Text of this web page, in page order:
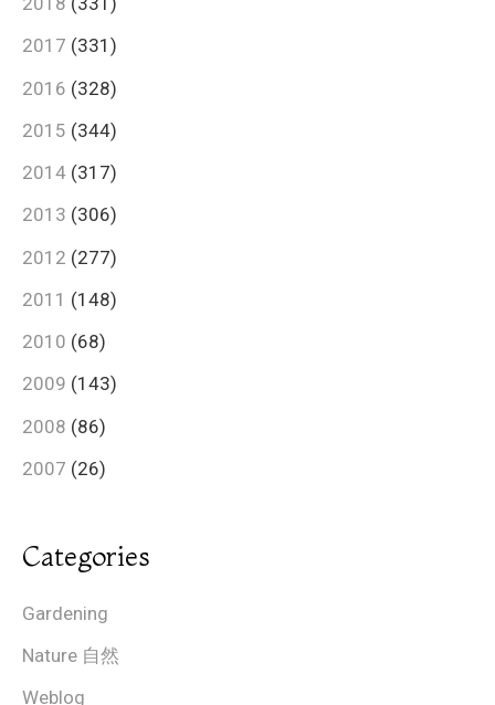
2017 (331)
2016 (328)
2015 (344)
2014 (317)
2013 (306)
2012 (277)
2011 (148)
2010 (68)
2009 (143)
2008 (86)
2007 (26)
Categories
Gardening
Nature 自然
Weblog